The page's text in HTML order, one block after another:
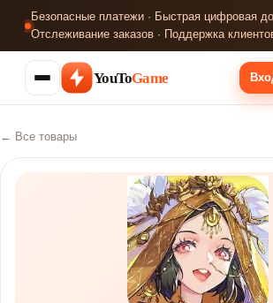
Безопасные платежи · Быстрая цифровая
Отслеживание заказов · Поддержка
YouToGame
← Все товары